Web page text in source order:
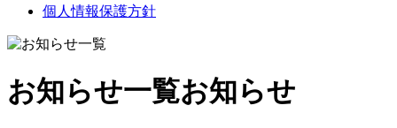
個人情報保護方針
お知らせ一覧お知らせ